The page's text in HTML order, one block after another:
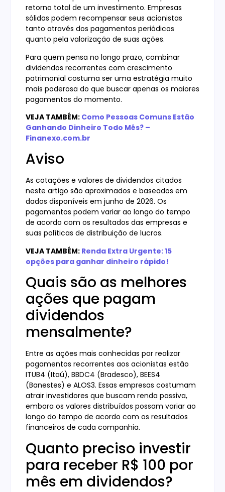
retorno total de um investimento. Empresas
sólidas podem recompensar seus acionistas
tanto através dos pagamentos periódicos
quanto pela valorização de suas ações.
Para quem pensa no longo prazo, combinar
dividendos recorrentes com crescimento
patrimonial costuma ser uma estratégia muito
mais poderosa do que buscar apenas os maiores
pagamentos do momento.
VEJA TAMBÉM: Como Pessoas Comuns Estão
Ganhando Dinheiro Todo Mês? –
Finanexo.com.br
Aviso
As cotações e valores de dividendos citados
neste artigo são aproximados e baseados em
dados disponíveis em junho de 2026. Os
pagamentos podem variar ao longo do tempo
de acordo com os resultados das empresas e
suas políticas de distribuição de lucros.
VEJA TAMBÉM: Renda Extra Urgente: 15
opções para ganhar dinheiro rápido!
Quais são as melhores
ações que pagam
dividendos
mensalmente?
Entre as ações mais conhecidas por realizar
pagamentos recorrentes aos acionistas estão
ITUB4 (Itaú), BBDC4 (Bradesco), BEES4
(Banestes) e ALOS3. Essas empresas costumam
atrair investidores que buscam renda passiva,
embora os valores distribuídos possam variar ao
longo do tempo de acordo com os resultados
financeiros de cada companhia.
Quanto preciso investir
para receber R$ 100 por
mês em dividendos?